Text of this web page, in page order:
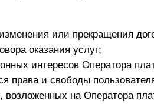
или прекращения
оказания услуг;
интересов Оператора
права и свободы
возложенных на Оператора